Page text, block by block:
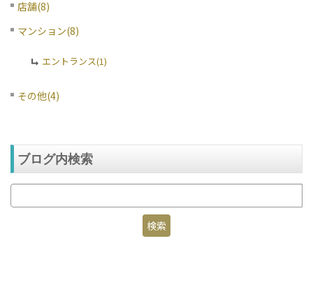
店舗(8)
マンション(8)
エントランス(1)
その他(4)
ブログ内検索